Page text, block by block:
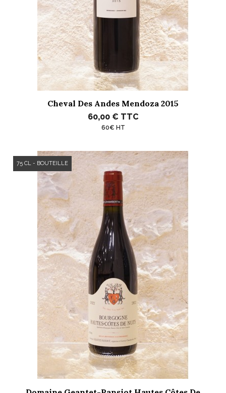
Cheval Des Andes Mendoza 2015
60,00 € TTC
60€ HT
75 CL - BOUTEILLE